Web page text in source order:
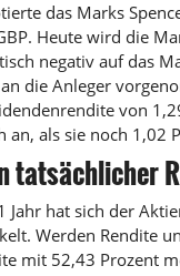
das Marks
Heute wird die
negativ auf das
die Anleger
von
an, als sie noch 1,02
tatsächlicher
Jahr hat sich der
Werden Rendite
mit 52,43 Prozent